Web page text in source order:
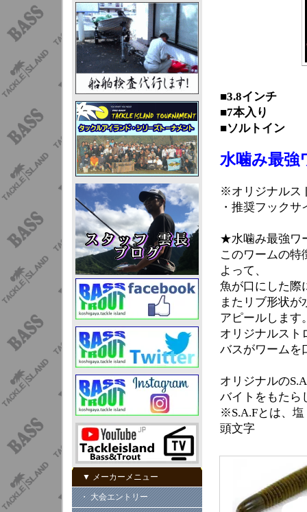
▼ メーカーメニュー
・ 大会エントリー
■3.8インチ
■7本入り
■ソルトイン
水噛み最強
※オリジナルス
・推奨フック
★水噛み最強ワ
このワームの特
よって、
魚が口にした際
またリブ形状
アピールします
オリジナルスト
バスがワームを
オリジナルの
バイトをもたら
※S.A.Fとは、
頭文字